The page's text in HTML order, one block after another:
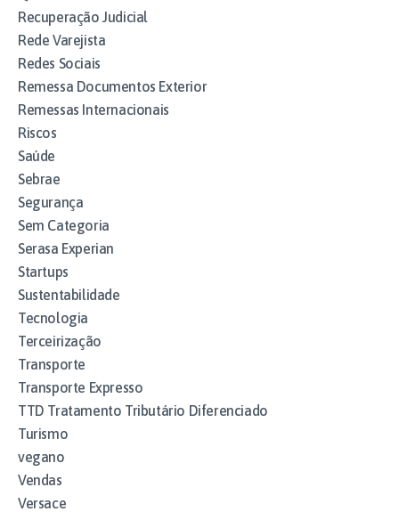
Recuperação Judicial
Rede Varejista
Redes Sociais
Remessa Documentos Exterior
Remessas Internacionais
Riscos
Saúde
Sebrae
Segurança
Sem Categoria
Serasa Experian
Startups
Sustentabilidade
Tecnologia
Terceirização
Transporte
Transporte Expresso
TTD Tratamento Tributário Diferenciado
Turismo
vegano
Vendas
Versace